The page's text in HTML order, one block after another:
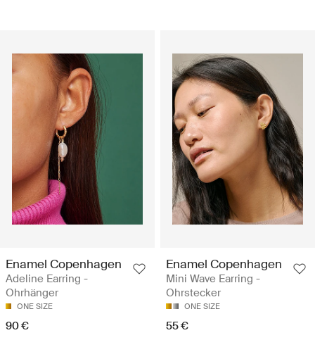
Enamel Copenhagen
Adeline Earring -
Ohrhänger
ONE SIZE
90 €
Enamel Copenhagen
Mini Wave Earring -
Ohrstecker
ONE SIZE
55 €